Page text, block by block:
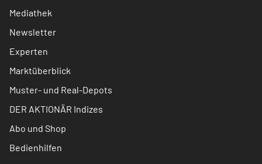
Mediathek
Newsletter
Experten
Marktüberblick
Muster- und Real-Depots
DER AKTIONÄR Indizes
Abo und Shop
Bedienhilfen